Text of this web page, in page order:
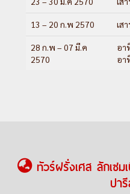
13 – 20 ก.พ 2570 เส
28 ก.พ – 07 มี.ค
2570
อา
อา
ทัวร์ฝรั่งเศส ลักเซม
ปา